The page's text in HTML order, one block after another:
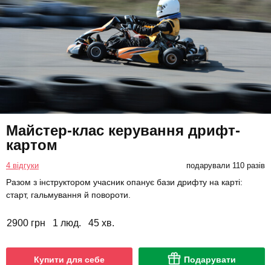
Майстер-клас керування дрифт-
картом
4 відгуки подарували 110 разів
Разом з інструктором учасник опанує бази дрифту на карті:
старт, гальмування й повороти.
2900 грн 1 люд. 45 хв.
Купити для себе Подарувати